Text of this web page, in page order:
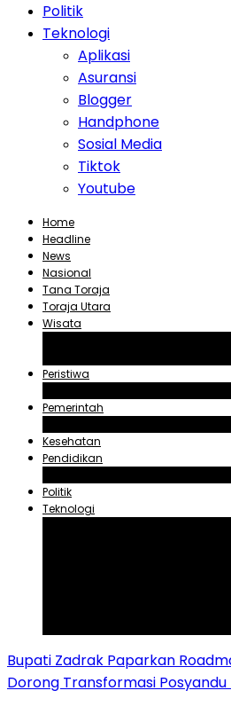
Politik
Teknologi
Aplikasi
Asuransi
Blogger
Handphone
Sosial Media
Tiktok
Youtube
Home
Headline
News
Nasional
Tana Toraja
Toraja Utara
Wisata
Peristiwa
Pemerintah
Kesehatan
Pendidikan
Politik
Teknologi
Bupati Zadrak Paparkan
Dorong Transformasi Posyandu